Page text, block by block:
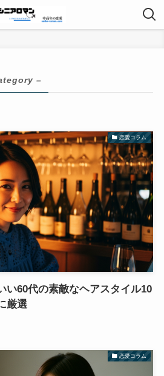
–
恋愛コラム
い60代の素敵なヘアスタイル10
厳選
恋愛コラム